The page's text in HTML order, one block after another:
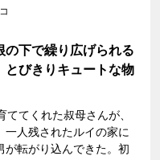
下で繰り広げられる
びきりキュートな物
てくれた叔母さんが、
人残されたルイの家に
転がり込んできた。初